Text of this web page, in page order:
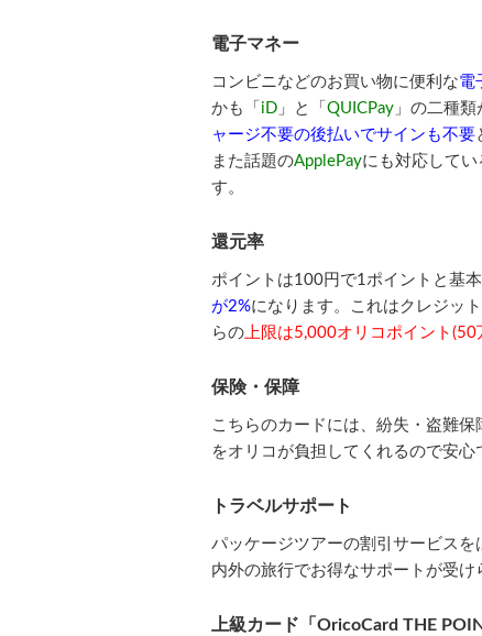
電子マネー
コンビニなどのお買い物に便利な電
かも「 iD 」と「 QUICPay 」の二種
ャージ不要の後払いでサインも不要
また話題のApplePayにも対応して
す。
還元率
ポイントは100円で1ポイントと基本
が2%になります。これはクレジッ
らの上限は5,000オリコポイント(50
保険・保障
こちらのカードには、紛失・盗難
をオリコが負担してくれるので安心
トラベルサポート
パッケージツアーの割引サービス
内外の旅行でお得なサポートが受け
上級カード「OricoCard THE